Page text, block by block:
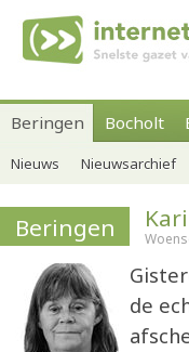
Beringen Bocholt
Nieuws Nieuwsarchief
Beringen
de